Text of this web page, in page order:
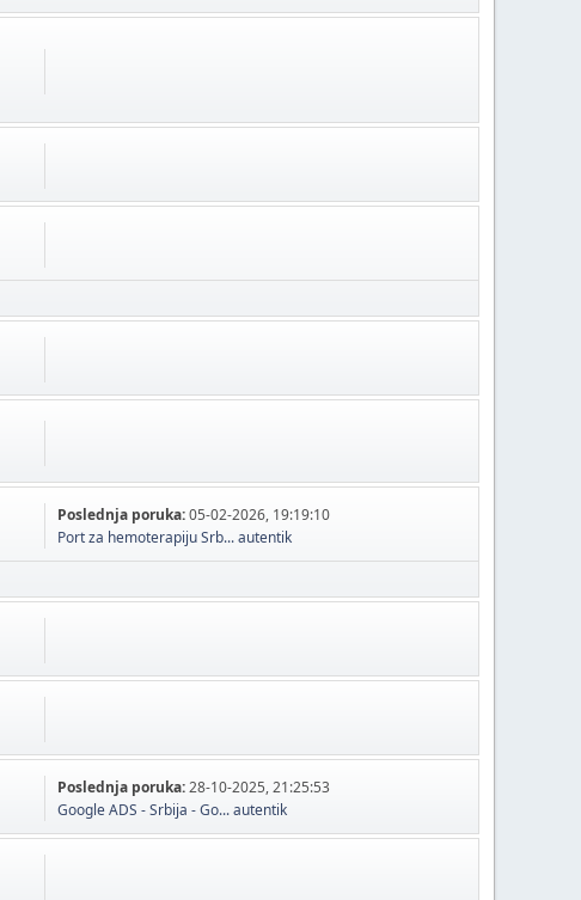
Poslednja poruka:05-02-2026, 19:19:10
Port za hemoterapiju Srb... autentik
Poslednja poruka:28-10-2025, 21:25:53
Google ADS - Srbija - Go... autentik